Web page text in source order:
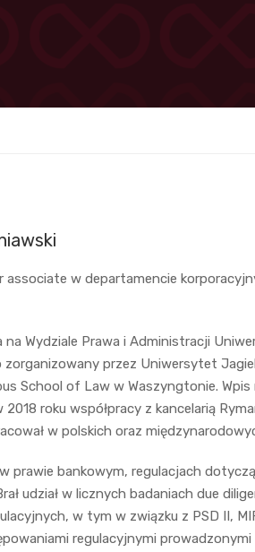
w departamencie
na Wydziale Prawa i Administracji
zorganizowany przez Uniwersytet
School of Law w Waszyngtonie.
roku współpracy z kancelarią
w polskich oraz
prawie bankowym, regulacjach
udział w licznych badaniach due
w tym w związku z PSD II,
regulacyjnymi